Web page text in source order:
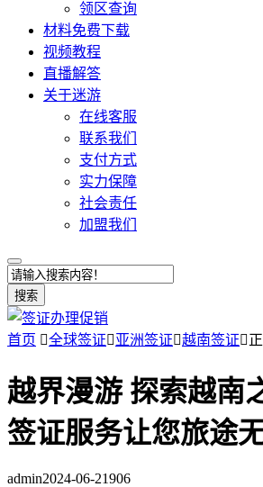
领区查询
材料免费下载
视频教程
直播解答
关于迷游
在线客服
联系我们
支付方式
实力保障
社会责任
加盟我们
搜索
首页 全球签证亚洲签证越南签证
越界漫游 探索越南
签证服务让您旅途无
admin2024-06-21906